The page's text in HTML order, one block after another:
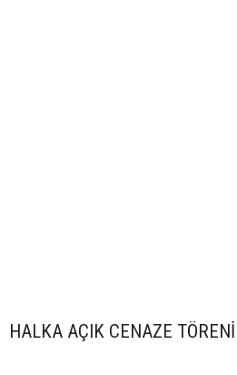
HALKA AÇIK CENAZE